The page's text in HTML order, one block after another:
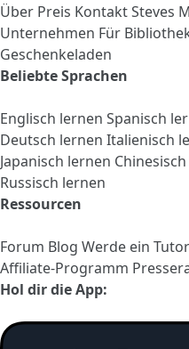
Über Preis KontaktSteves
Unternehmen Für
Geschenkeladen
Beliebte Sprachen
Englisch lernen Spanisch
Deutsch lernen Italienisch
Japanisch lernen
Russisch lernen
Ressourcen
Forum Blog Werde ein Tutor
Affiliate-Programm
Hol dir die App: